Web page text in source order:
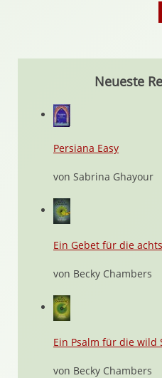
Neueste
Persiana Easy
von Sabrina Ghayour
Ein Gebet für die
von Becky Chambers
Ein Psalm für die wild
von Becky Chambers